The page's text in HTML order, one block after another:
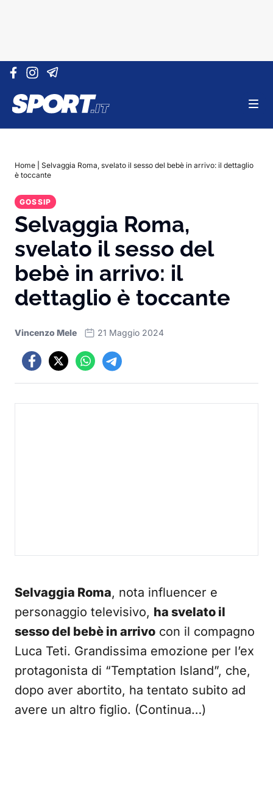
Vai al contenuto
Home
Selvaggia Roma, svelato il sesso del bebè in arrivo: il dettaglio
è toccante
GOSSIP
Selvaggia Roma,
svelato il sesso del
bebè in arrivo: il
dettaglio è toccante
Vincenzo Mele 21 Maggio 2024
Selvaggia Roma, nota influencer e
personaggio televisivo, ha svelato il
sesso del bebè in arrivo con il compagno
Luca Teti. Grandissima emozione per l’ex
protagonista di “Temptation Island”, che,
dopo aver abortito, ha tentato subito ad
avere un altro figlio. (Continua…)